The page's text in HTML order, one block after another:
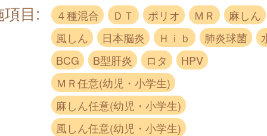
目: ４種混合 ＤＴ ポリオ ＭＲ
麻しん
風しん
日本脳炎 Ｈｉｂ 肺炎球菌
BCG
B型肝炎 ロタ
HPV
ＭＲ任意(幼児・小学生)
麻しん任意(幼児・小学生)
風しん任意(幼児・小学生)